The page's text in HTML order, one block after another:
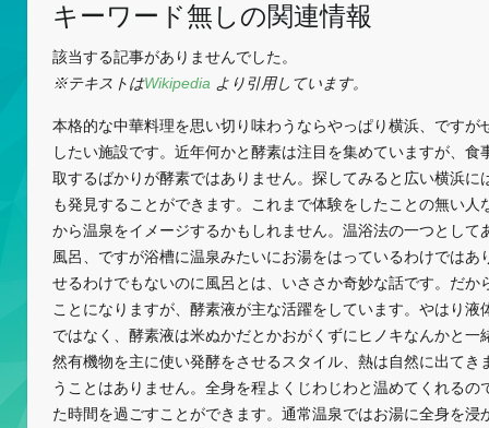
キーワード無しの関連情報
該当する記事がありませんでした。
※テキストはWikipedia より引用しています。
本格的な中華料理を思い切り味わうならやっぱり横浜、ですが
したい施設です。近年何かと酵素は注目を集めていますが、食
取するばかりが酵素ではありません。探してみると広い横浜に
も発見することができます。これまで体験をしたことの無い人
から温泉をイメージするかもしれません。温浴法の一つとして
風呂、ですが浴槽に温泉みたいにお湯をはっているわけではあ
せるわけでもないのに風呂とは、いささか奇妙な話です。だか
ことになりますが、酵素液が主な活躍をしています。やはり液
ではなく、酵素液は米ぬかだとかおがくずにヒノキなんかと一
然有機物を主に使い発酵をさせるスタイル、熱は自然に出てき
うことはありません。全身を程よくじわじわと温めてくれるの
た時間を過ごすことができます。通常温泉ではお湯に全身を浸